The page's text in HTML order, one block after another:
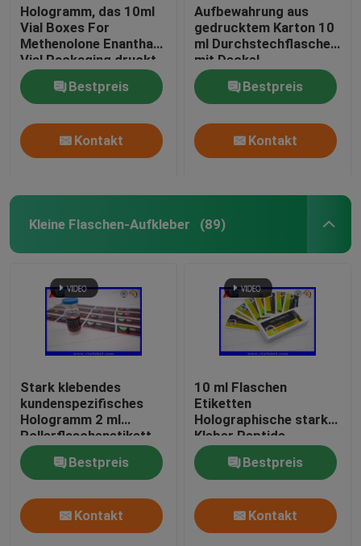
Hologramm, das 10ml
Vial Boxes For
Methenolone Enanthate
Vial Packaging druckt
Bestpreis
Kontakt
Aufbewahrung aus
gedrucktem Karton 10
ml Durchstechflaschen
mit Deckel
Bodybuilding Gels
Goldfolie Verpackung
Goldfolie /
Hologrammeffekt
Bestpreis
Kontakt
Kleine Flaschen-Aufkleber (89)
Stark klebendes
kundenspezifisches
Hologramm 2 ml
Rollerflaschenetikett
für Peptide
Bestpreis
Kontakt
10 ml Flaschen
Etiketten
Holographische starke
Kleber Peptide
Pharmazeutische
Flaschenetiketten
25x60mm
Bestpreis
Kontakt